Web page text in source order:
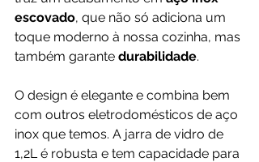
escovado, que não só adiciona um
toque moderno à nossa cozinha, mas
também garante durabilidade.
O design é elegante e combina bem
com outros eletrodomésticos de aço
inox que temos. A jarra de vidro de
1,2L é robusta e tem capacidade para